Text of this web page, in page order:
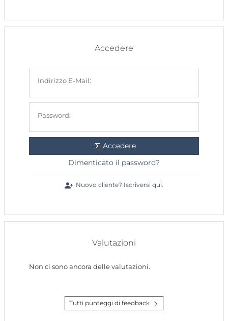
Accedere
Indirizzo E-Mail:
Password:
Accedere
Dimenticato il password?
Nuovo cliente? Iscriversi qui.
Valutazioni
Non ci sono ancora delle valutazioni.
Tutti punteggi di feedback